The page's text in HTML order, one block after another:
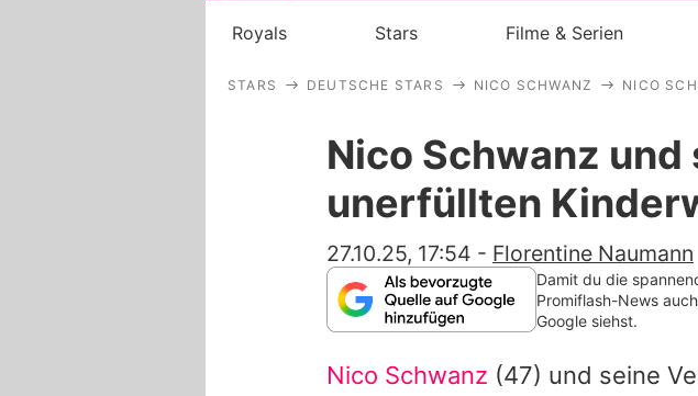
Royals Stars Filme & Serien
STARS DEUTSCHE STARS NICO SCHWANZ NICO
Nico Schwanz und
unerfüllten
27.10.25, 17:54 - Florentine Naumann
Damit du die
Promiflash-News
Google siehst.
Nico Schwanz (47) und seine